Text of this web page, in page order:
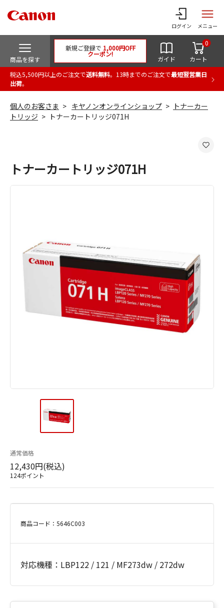
ログイン メニュー
商品を探す
新規ご登録で 1,000円OFF
クーポン!
ガイド カート
0
税込5,500円以上のご注文で送料無料。13時までのご注文で最短翌営業日
出荷。
個人のお客さま キヤノンオンラインショップ
トナーカー
トリッジ
トナーカートリッジ071H
トナーカートリッジ071H
通常価格
12,430円(税込)
124ポイント
商品コード：5646C003
対応機種：LBP122 / 121 / MF273dw / 272dw